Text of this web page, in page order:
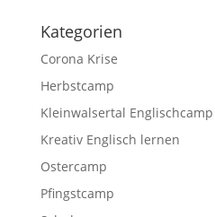
Kategorien
Corona Krise
Herbstcamp
Kleinwalsertal Englischcamp
Kreativ Englisch lernen
Ostercamp
Pfingstcamp